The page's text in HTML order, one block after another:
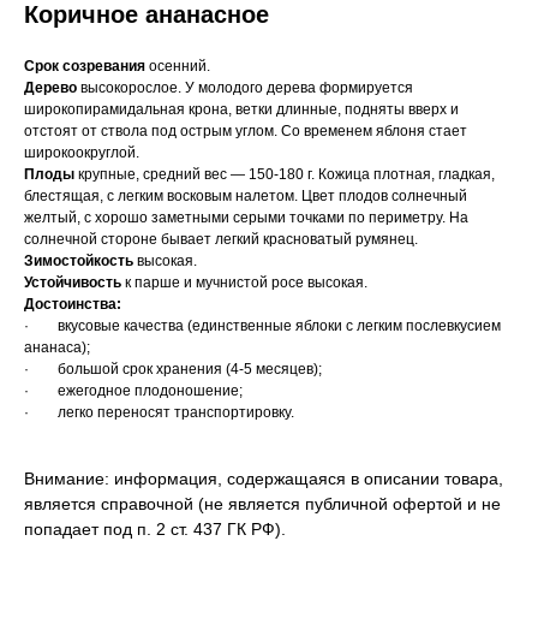
Коричное ананасное
Срок созревания осенний.
Дерево высокорослое. У молодого дерева формируется
широкопирамидальная крона, ветки длинные, подняты вверх и
отстоят от ствола под острым углом. Со временем яблоня стает
широкоокруглой.
Плоды крупные, средний вес — 150-180 г. Кожица плотная, гладкая,
блестящая, с легким восковым налетом. Цвет плодов солнечный
желтый, с хорошо заметными серыми точками по периметру. На
солнечной стороне бывает легкий красноватый румянец.
Зимостойкость высокая.
Устойчивость к парше и мучнистой росе высокая.
Достоинства:
· вкусовые качества (единственные яблоки с легким послевкусием
ананаса);
· большой срок хранения (4-5 месяцев);
· ежегодное плодоношение;
· легко переносят транспортировку.
Внимание: информация, содержащаяся в описании товара,
является справочной (не является публичной офертой и не
попадает под п. 2 ст. 437 ГК РФ).